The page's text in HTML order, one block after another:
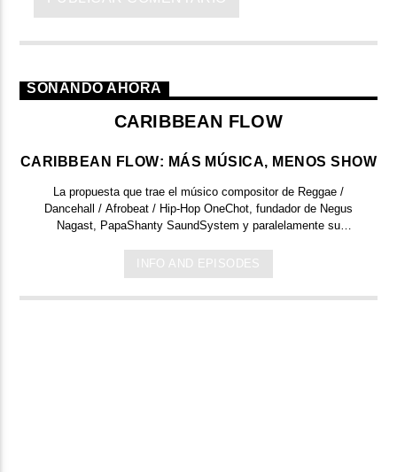
SONANDO AHORA
CARIBBEAN FLOW
CARIBBEAN FLOW: MÁS MÚSICA, MENOS SHOW
La propuesta que trae el músico compositor de Reggae /
Dancehall / Afrobeat / Hip-Hop OneChot, fundador de Negus
Nagast, PapaShanty SaundSystem y paralelamente su
acompañado con el gran productorDr. Norrys
Nyahbingi Warriors), nos traen semanalmente un programa al
100 % estilo caribeño. Como ellos mismo lo definen:
INFO AND EPISODES